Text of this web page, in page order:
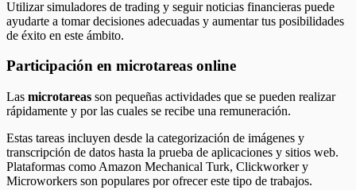
Utilizar simuladores de trading y seguir noticias financieras puede
ayudarte a tomar decisiones adecuadas y aumentar tus posibilidades
de éxito en este ámbito.
Participación en microtareas online
Las microtareas son pequeñas actividades que se pueden realizar
rápidamente y por las cuales se recibe una remuneración.
Estas tareas incluyen desde la categorización de imágenes y
transcripción de datos hasta la prueba de aplicaciones y sitios web.
Plataformas como Amazon Mechanical Turk, Clickworker y
Microworkers son populares por ofrecer este tipo de trabajos.